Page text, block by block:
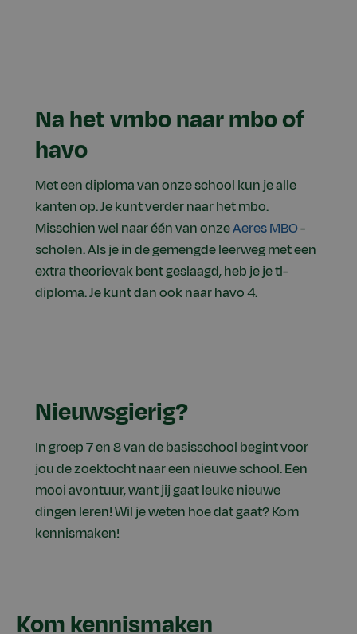
Na het vmbo naar mbo of
havo
Met een diploma van onze school kun je alle
kanten op. Je kunt verder naar het mbo.
Misschien wel naar één van onzeAeres MBO-
scholen. Als je in de gemengde leerweg met een
extra theorievak bent geslaagd, heb je je tl-
diploma. Je kunt dan ook naar havo 4.
Nieuwsgierig?
In groep 7 en 8 van de basisschool begint voor
jou de zoektocht naar een nieuwe school. Een
mooi avontuur, want jij gaat leuke nieuwe
dingen leren! Wil je weten hoe dat gaat? Kom
kennismaken!
Kom kennismaken